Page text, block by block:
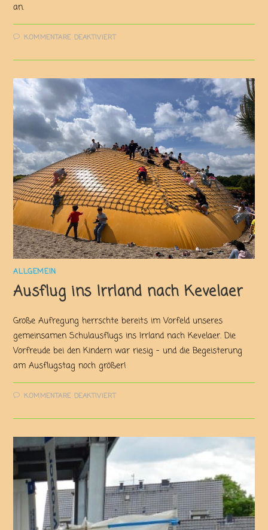
an.
KOMMENTARE DEAKTIVIERT
ALLGEMEIN
Ausflug ins Irrland nach Kevelaer
Große Aufregung herrschte bereits im Vorfeld unseres
gemeinsamen Schulausflugs ins Irrland nach Kevelaer. Die
Vorfreude bei den Kindern war riesig – und die Begeisterung
am Ausflugstag noch größer!
KOMMENTARE DEAKTIVIERT